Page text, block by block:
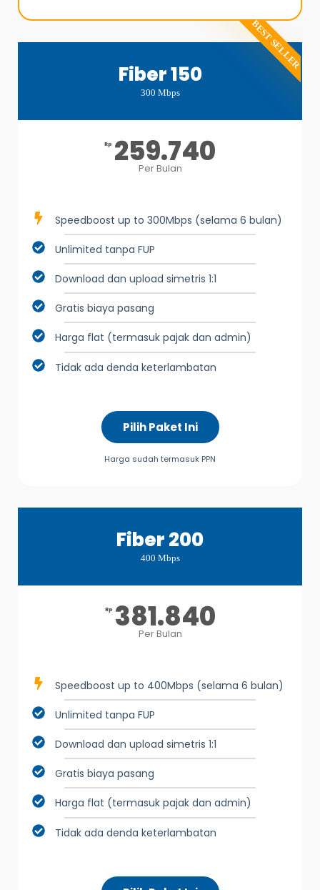
BEST SELLER
Fiber 150
300 Mbps
Rp 259.740
Per Bulan
Speedboost up to 300Mbps (selama 6 bulan)
Unlimited tanpa FUP
Download dan upload simetris 1:1
Gratis biaya pasang
Harga flat (termasuk pajak dan admin)
Tidak ada denda keterlambatan
Pilih Paket Ini
Harga sudah termasuk PPN
Fiber 200
400 Mbps
Rp 381.840
Per Bulan
Speedboost up to 400Mbps (selama 6 bulan)
Unlimited tanpa FUP
Download dan upload simetris 1:1
Gratis biaya pasang
Harga flat (termasuk pajak dan admin)
Tidak ada denda keterlambatan